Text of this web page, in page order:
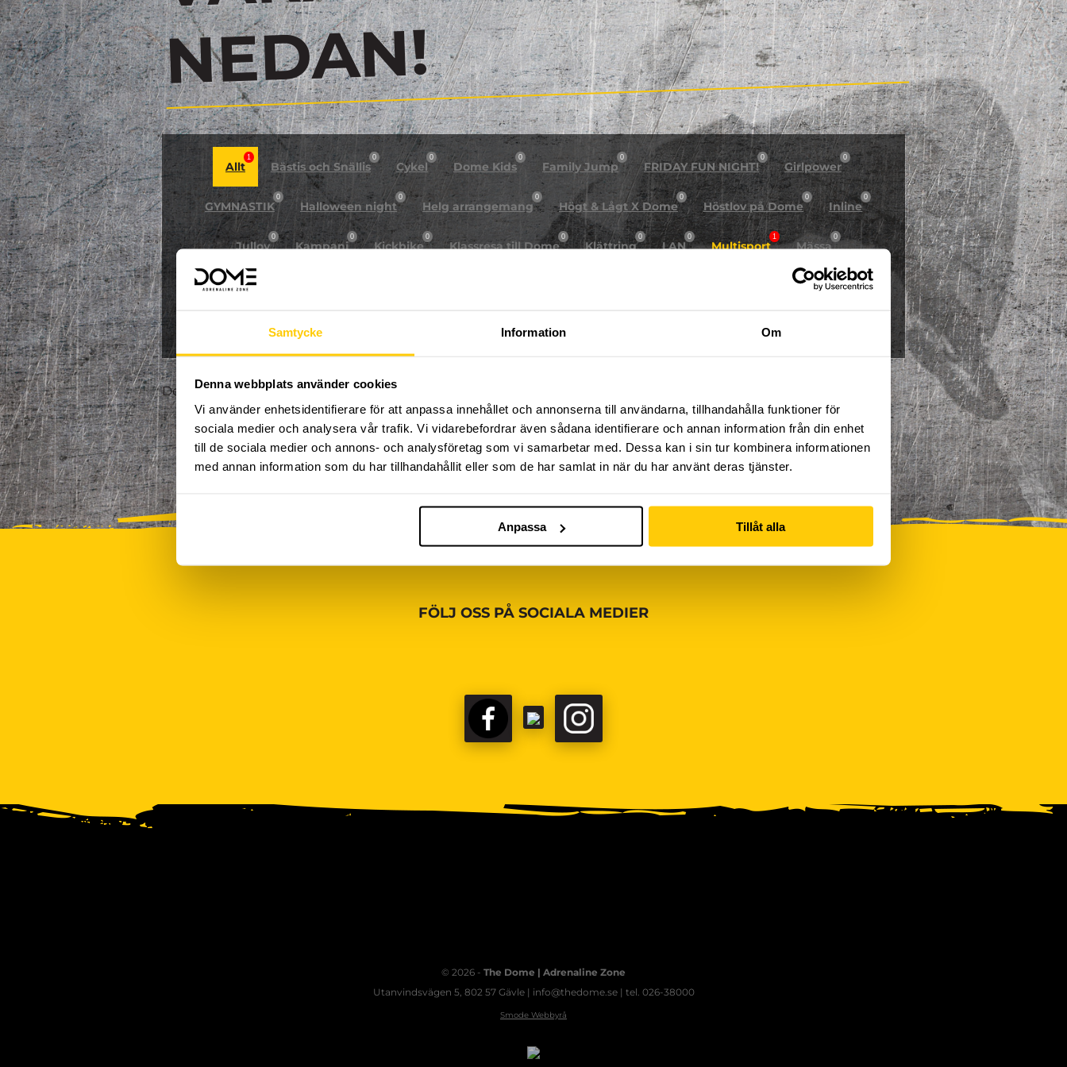
Samtycke Information Om
Denna webbplats använder cookies
Vi använder enhetsidentifierare för att anpassa innehållet och annonserna till användarna, tillhandahålla funktioner för
sociala medier och analysera vår trafik. Vi vidarebefordrar även sådana identifierare och annan information från din enhet
till de sociala medier och annons- och analysföretag som vi samarbetar med. Dessa kan i sin tur kombinera informationen
med annan information som du har tillhandahållit eller som de har samlat in när du har använt deras tjänster.
Anpassa Tillåt alla
N!
Allt
1
Bästis och Snällis
0
Cykel
0
Dome Kids
0
Family Jump
0
FRIDAY FUN NIGHT!
0
Girlpower
0
GYMNASTIK
0
Halloween night
0
Helg arrangemang
0
Högt & Lågt X Dome
0
Höstlov på Dome
0
Inline
0
Jullov
0
Kampanj
0
Kickbike
0
Klassresa till Dome
0
Klättring
0
LAN
0
Multisport
1
Mässa
0
NPF-Träning Skidor/Snowboard
0
Summercamp
Det finns tyvärr inte några aktiviteter ännu, vänligen kom tillbaka senare!
FÖLJ OSS PÅ SOCIALA MEDIER
FACEBOOKTIKTOK
© 2026 - The Dome | Adrenaline Zone
Utanvindsvägen 5, 802 57 Gävle | info@thedome.se | tel. 026-38000
Smode Webbyrå